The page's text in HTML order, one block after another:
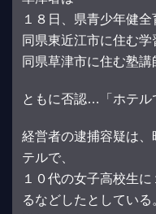
１８日、県青少年健全
同県東近江市に住む学
同県草津市に住む塾講
ともに否認…「ホテル
経営者の逮捕容疑は
テルで、
１０代の女子高校生
るなどしたとしている